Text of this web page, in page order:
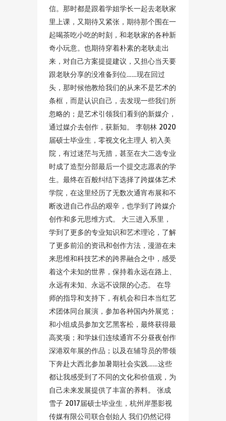
信。那时都是跟着学姐学长一起去老耿家
里上课，又期待又紧张，期待那个围在一
起喝茶吃小吃的时刻，和老耿家的各种新
奇小玩意。也期待穿着朴素的老耿走出
来，对自己方案提提建议，又担心当天要
跟老耿分享的没准备到位……现在回过
头，那时候他教给我们的从来不是艺术的
条框，而是认识自己，去发现一些我们所
忽略的；是艺术引领我们看到的新媒介，
通过媒介去创作，获新知。 李朝林 2020
届硕士毕业生，零视文化主理人 初入美
院，有过迷茫与无措，甚至在大二选专业
时成了造型分部最后一个提交志愿表的学
生。最终在百般纠结下选择了跨媒体艺术
学院，在这里经历了无数次通宵布展和不
断改进自己作品的艰辛，也学到了跨媒介
创作和多元思维方式。 大三进入系里，
学到了更多的专业知识和艺术理论，了解
了更多前沿的资讯和创作方法，漫游在未
来思维和科技艺术的跨界融合之中，感受
着这个未知的世界，保持着永远在路上、
永远有未知、永远不设限的心态。 在导
师的指导和支持下，有机会和日本当红艺
术团体同台展演，参加各种国内外展览；
和小组成员参加文艺黑客松，最终获得最
高奖项；和学妹们连续通宵不分昼夜创作
深港双年展的作品；以及在辅导员的带领
下奔赴大西北参加暑期社会实践……这些
都让我感受到了不同的文化和价值观，为
自己未来发展提供了丰富的养料。 张成
雪子 2017届硕士毕业生，杭州岸墨影视
传媒有限公司联合创始人 我们仍然记得